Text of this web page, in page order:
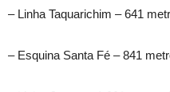
– Linha Taquarichim – 641
– Esquina Santa Fé – 841